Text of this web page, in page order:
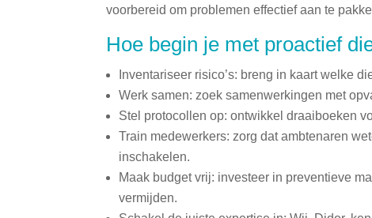
voorbereid om problemen effectief aan te
Hoe begin je met proactief
Inventariseer risico’s: breng in kaart welke
Werk samen: zoek samenwerkingen met
Stel protocollen op: ontwikkel draaiboeken
Train medewerkers: zorg dat ambtenaren
inschakelen.
Maak budget vrij: investeer in preventieve
vermijden.